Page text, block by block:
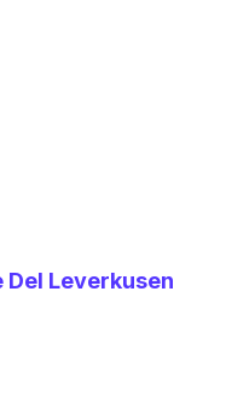
Del Leverkusen